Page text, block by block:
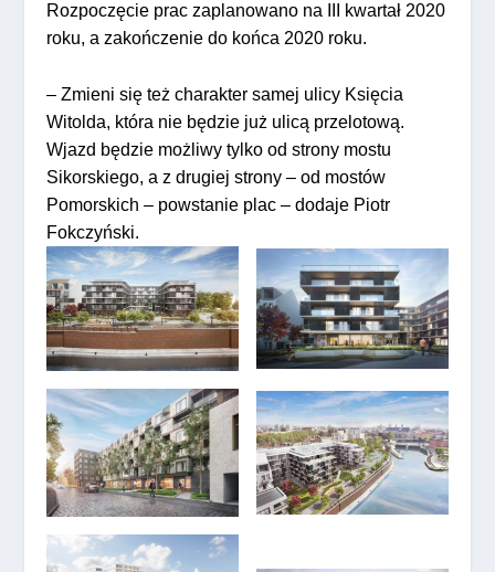
Rozpoczęcie prac zaplanowano na III kwartał 2020
roku, a zakończenie do końca 2020 roku.
– Zmieni się też charakter samej ulicy Księcia
Witolda, która nie będzie już ulicą przelotową.
Wjazd będzie możliwy tylko od strony mostu
Sikorskiego, a z drugiej strony – od mostów
Pomorskich – powstanie plac – dodaje Piotr
Fokczyński.